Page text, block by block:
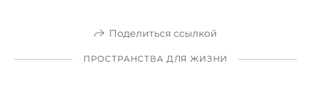
Поделиться ссылкой
ПРОСТРАНСТВА ДЛЯ ЖИЗНИ